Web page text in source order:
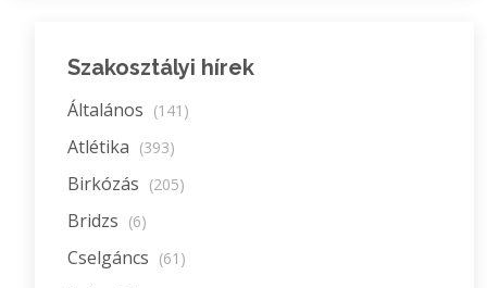
Szakosztályi hírek
Általános (141)
Atlétika (393)
Birkózás (205)
Bridzs (6)
Cselgáncs (61)